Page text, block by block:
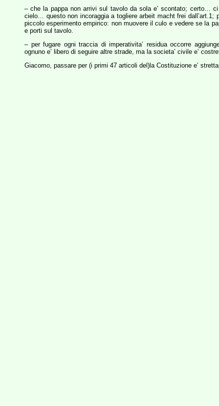
– che la pappa non arrivi sul tavolo da sola e’ scontato; certo…
cielo… questo non incoraggia a togliere arbeit macht frei dall’art.1;
piccolo esperimento empirico: non muovere il culo e vedere se la
e porti sul tavolo.
– per fugare ogni traccia di imperativita’ residua occorre
ognuno e’ libero di seguire altre strade, ma la societa’ civile e’
Giacomo, passare per (i primi 47 articoli del)la Costituzione e’